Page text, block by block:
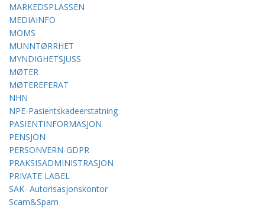
MARKEDSPLASSEN
MEDIAINFO
MOMS
MUNNTØRRHET
MYNDIGHETSJUSS
MØTER
MØTEREFERAT
NHN
NPE-Pasientskadeerstatning
PASIENTINFORMASJON
PENSJON
PERSONVERN-GDPR
PRAKSISADMINISTRASJON
PRIVATE LABEL
SAK- Autorisasjonskontor
Scam&Spam